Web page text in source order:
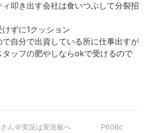
叩き出す会社は食いつぶして分裂招
ずに1クッション
自分で出資している所に仕事出すが
ッフの肥やしならokで受けるので
ん＠実況は実況板へ P60Bc